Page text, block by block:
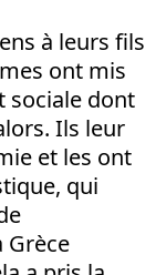
à leurs fils
ont mis
sociale dont
Ils leur
et les ont
qui
Grèce